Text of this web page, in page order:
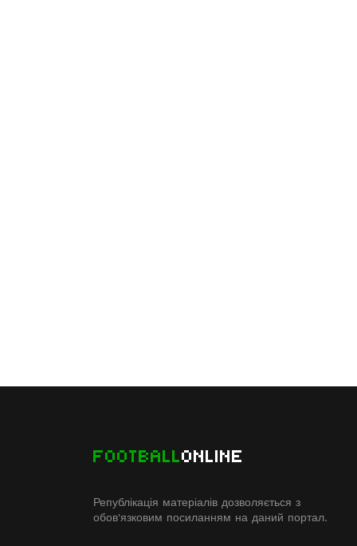
FOOTBALLONLINE
Републікація матеріалів дозволяється з
обов'язковим посиланням на даний портал.